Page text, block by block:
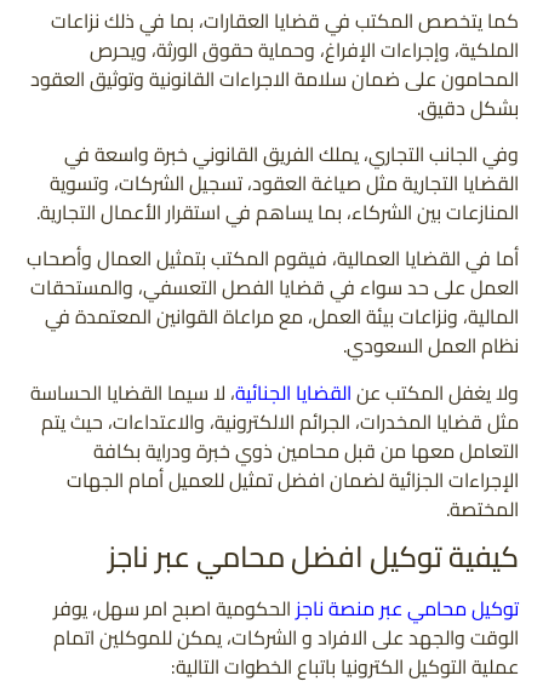
كما يتخصص المكتب في قضايا العقارات، بما في ذلك نزاعات
الملكية، وإجراءات الإفراغ، وحماية حقوق الورثة، ويحرص
المحامون على ضمان سلامة الاجراءات القانونية وتوثيق العقود
بشكل دقيق.
وفي الجانب التجاري، يملك الفريق القانوني خبرة واسعة في
القضايا التجارية مثل صياغة العقود، تسجيل الشركات، وتسوية
المنازعات بين الشركاء، بما يساهم في استقرار الأعمال التجارية.
أما في القضايا العمالية، فيقوم المكتب بتمثيل العمال وأصحاب
العمل على حد سواء في قضايا الفصل التعسفي، والمستحقات
المالية، ونزاعات بيئة العمل، مع مراعاة القوانين المعتمدة في
نظام العمل السعودي.
ولا يغفل المكتب عنالقضايا الجنائية، لا سيما القضايا الحساسة
مثل قضايا المخدرات، الجرائم الالكترونية، والاعتداءات، حيث يتم
التعامل معها من قبل محامين ذوي خبرة ودراية بكافة
الإجراءات الجزائية لضمان افضل تمثيل للعميل أمام الجهات
المختصة.
كيفية توكيل افضل محامي عبر ناجز
توكيل محامي عبر منصة ناجزالحكومية اصبح امر سهل، يوفر
الوقت والجهد على الافراد و الشركات، يمكن للموكلين اتمام
عملية التوكيل الكترونيا باتباع الخطوات التالية: